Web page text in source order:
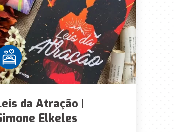
da Atração |
Elkeles